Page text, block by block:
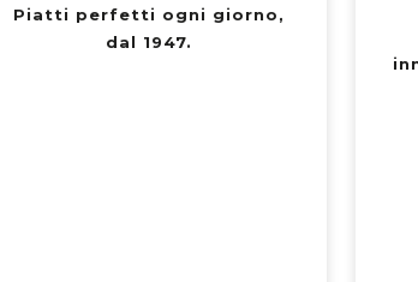
Piatti perfetti ogni giorno,
dal 1947.